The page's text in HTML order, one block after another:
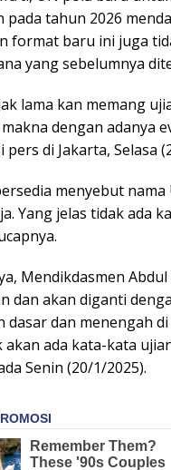
pada tahun 2026
format baru ini juga
yang sebelumnya
lama kan memang
dengan adanya
di Jakarta, Selasa
menyebut
Yang jelas tidak ada
Mendikdasmen Abdul
dan akan diganti
dasar dan menengah
ada kata-kata
Senin (20/1/2025).